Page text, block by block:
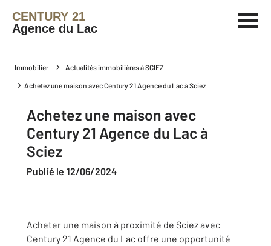
CENTURY 21
Agence du Lac
Immobilier Actualités immobilières à SCIEZ
Achetez une maison avec Century 21 Agence du Lac à Sciez
Achetez une maison avec
Century 21 Agence du Lac à
Sciez
Publié le 12/06/2024
Acheter une maison à proximité de Sciez avec
Century 21 Agence du Lac offre une opportunité